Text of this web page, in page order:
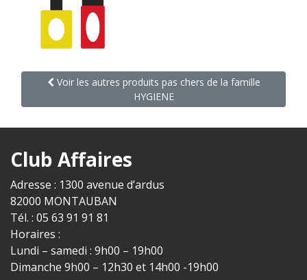
Voir les autres produits pas chers de la famille
HYGIENE
Club Affaires
Adresse : 1300 avenue d’ardus
82000 MONTAUBAN
Tél. : 05 63 91 91 81
Horaires :
Lundi – samedi : 9h00 – 19h00
Dimanche 9h00 – 12h30 et 14h00 -19h00